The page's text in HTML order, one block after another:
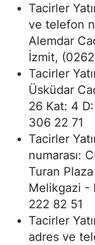
Tacirler
ve telefon
Alemdar
İzmit,
Tacirler
Üsküdar
26 Kat: 4
306 22 71
Tacirler
numarası:
Turan
Melikgazi -
222 82 51
Tacirler
adres ve